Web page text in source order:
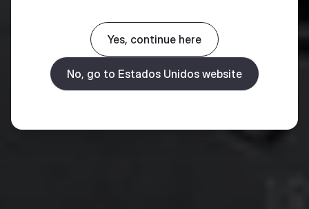
Yes, continue here
No, go to Estados Unidos website